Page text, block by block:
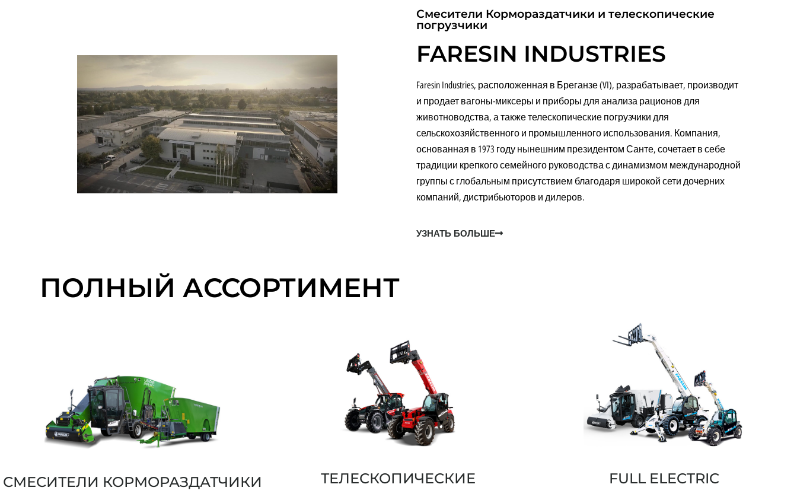
ПОГРУЗЧИКИ
ПОДЪЕМНИКИ
Смесители Кормораздатчики и телескопические
погрузчики
FARESIN INDUSTRIES
Faresin Industries, расположенная в Бреганзе (VI), разрабатывает, производит
и продает вагоны-миксеры и приборы для анализа рационов для
животноводства, а также телескопические погрузчики для
сельскохозяйственного и промышленного использования. Компания,
основанная в 1973 году нынешним президентом Санте, сочетает в себе
традиции крепкого семейного руководства с динамизмом международной
группы с глобальным присутствием благодаря широкой сети дочерних
компаний, дистрибьюторов и дилеров.
УЗНАТЬ БОЛЬШЕ
ПОЛНЫЙ АССОРТИМЕНТ
СМЕСИТЕЛИ КОРМОРАЗДАТЧИКИ
ТЕЛЕСКОПИЧЕСКИЕ
FULL ELECTRIC